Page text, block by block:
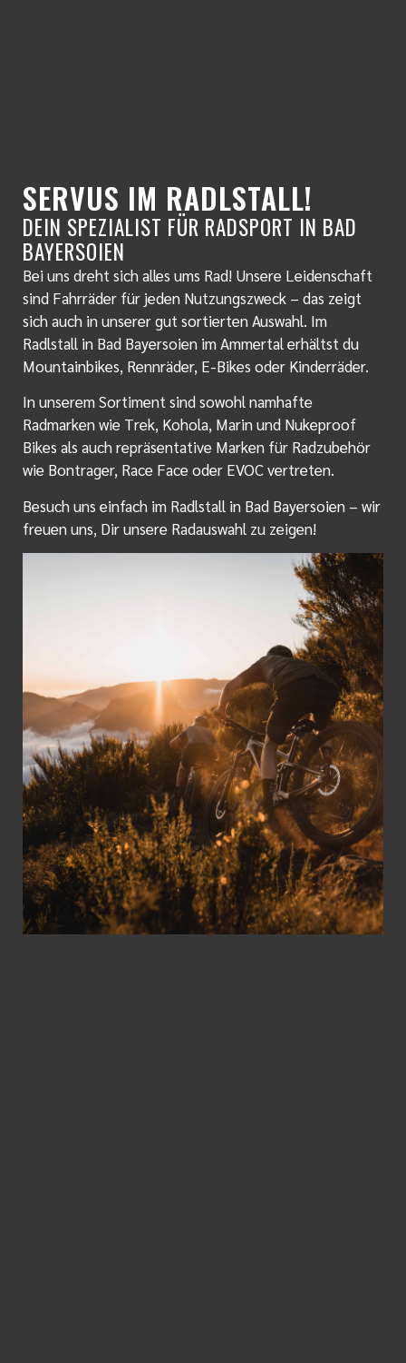
SERVUS IM RADLSTALL!
DEIN SPEZIALIST FÜR RADSPORT IN BAD
BAYERSOIEN
Bei uns dreht sich alles ums Rad! Unsere Leidenschaft
sind Fahrräder für jeden Nutzungszweck – das zeigt
sich auch in unserer gut sortierten Auswahl. Im
Radlstall in Bad Bayersoien im Ammertal erhältst du
Mountainbikes, Rennräder, E-Bikes oder Kinderräder.
In unserem Sortiment sind sowohl namhafte
Radmarken wie Trek, Kohola, Marin und Nukeproof
Bikes als auch repräsentative Marken für Radzubehör
wie Bontrager, Race Face oder EVOC vertreten.
Besuch uns einfach im Radlstall in Bad Bayersoien – wir
freuen uns, Dir unsere Radauswahl zu zeigen!